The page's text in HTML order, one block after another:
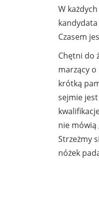
W
Czasem
Chętni do
marzący
krótką
sejmie
nie mówią
Strzeżmy
nóżek